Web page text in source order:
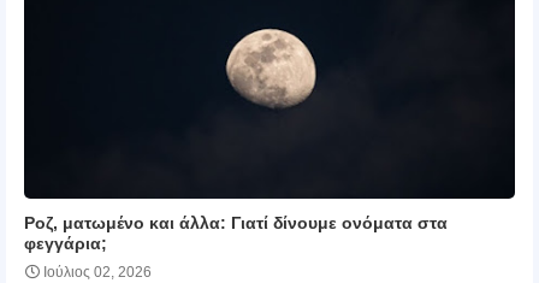
Ροζ, ματωμένο και άλλα: Γιατί δίνουμε ονόματα στα
φεγγάρια;
Ιούλιος 02, 2026